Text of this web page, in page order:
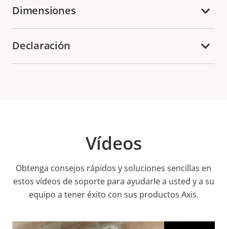
Dimensiones
Declaración
Vídeos
Obtenga consejos rápidos y soluciones sencillas en
estos vídeos de soporte para ayudarle a usted y a su
equipo a tener éxito con sus productos Axis.